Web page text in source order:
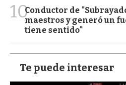
10Conductor de
maestros y generó un
tiene sentido"
Te puede interesar